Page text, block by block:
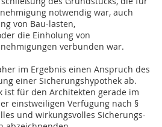
notwendig war, auch
von Bau-lasten,
die Einholung von
verbunden war.
im Ergebnis einen Anspruch des
einer Sicherungshypothek ab.
ist für den Architekten gerade im
einstweiligen Verfügung nach §
und wirkungsvolles Sicherungs-